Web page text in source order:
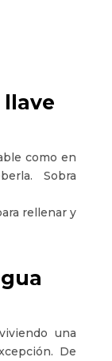
llave
como en
Sobra
rellenar y
una
De